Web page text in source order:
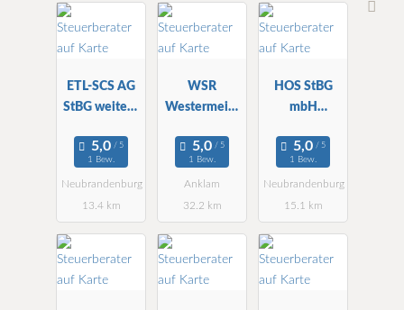
ETL-SCS AG
StBG weitere
le
1 Bew.
Neubrandenburg
13.4 km
WSR
Westermeier
mbH Anklam
1 Bew.
Anklam
32.2 km
HOS StBG
mbH
urg
1 Bew.
Neubrandenburg
15.1 km